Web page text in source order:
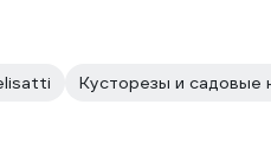
Кусторезы и садовые